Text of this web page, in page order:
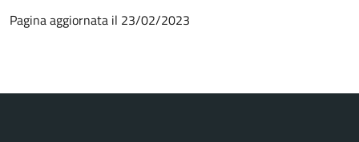
Pagina aggiornata il 23/02/2023